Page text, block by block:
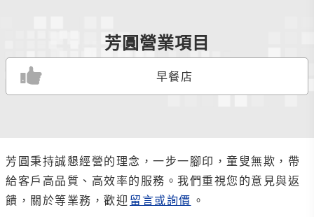
芳圓營業項目
早餐店
芳圓秉持誠懇經營的理念，一步一腳印，童叟無欺，帶
給客戶高品質、高效率的服務。我們重視您的意見與返
饋，關於等業務，歡迎 留言或詢價 。